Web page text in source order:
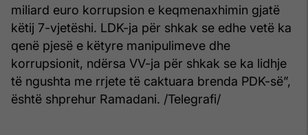
miliard euro korrupsion e keqmenaxhimin gjatë
këtij 7-vjetëshi. LDK-ja për shkak se edhe vetë ka
qenë pjesë e këtyre manipulimeve dhe
korrupsionit, ndërsa VV-ja për shkak se ka lidhje
të ngushta me rrjete të caktuara brenda PDK-së”,
është shprehur Ramadani. /Telegrafi/